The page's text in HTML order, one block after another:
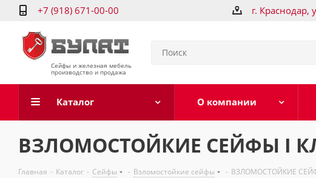
+7 (918) 671-00-00 г. Краснодар,
Сейфы и железная мебель
производство и продажа
Каталог О компании
ВЗЛОМОСТОЙКИЕ СЕЙФЫ I
Главная - Каталог - Сейфы - Взломостойкие сейфы - ВЗЛОМОСТОЙКИЕ